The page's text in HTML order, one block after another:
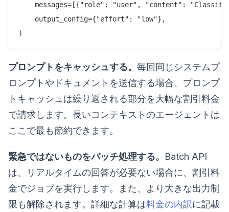
messages=[{"role": "user", "content":
    output_config={"effort": "low"},
プロンプトをキャッシュする。 毎回同じシステムプ
ロンプトやドキュメントを送信する場合、プロンプ
トキャッシュは繰り返される部分を大幅な割引料金
で請求します。長いコンテキストのエージェントは
ここで最も節約できます。
緊急ではないものをバッチ処理する。 Batch API
は、リアルタイムの回答が必要ない場合に、割引料
金でジョブを実行します。また、より大きな出力制
限も解除されます。詳細な計算は料金の内訳に記載